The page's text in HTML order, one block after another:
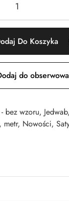
Do Koszyka
do
bez wzoru, Jedwab,
, metr, Nowości,